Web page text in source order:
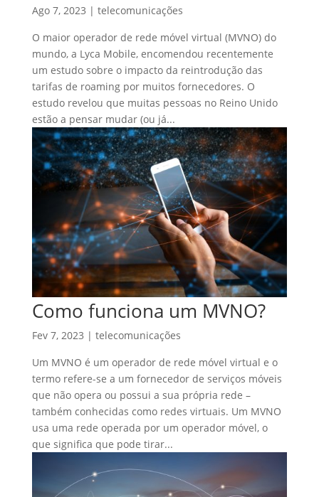
Ago 7, 2023 | telecomunicações
O maior operador de rede móvel virtual (MVNO) do
mundo, a Lyca Mobile, encomendou recentemente
um estudo sobre o impacto da reintrodução das
tarifas de roaming por muitos fornecedores. O
estudo revelou que muitas pessoas no Reino Unido
estão a pensar mudar (ou já...
Como funciona um MVNO?
Fev 7, 2023 | telecomunicações
Um MVNO é um operador de rede móvel virtual e o
termo refere-se a um fornecedor de serviços móveis
que não opera ou possui a sua própria rede –
também conhecidas como redes virtuais. Um MVNO
usa uma rede operada por um operador móvel, o
que significa que pode tirar...